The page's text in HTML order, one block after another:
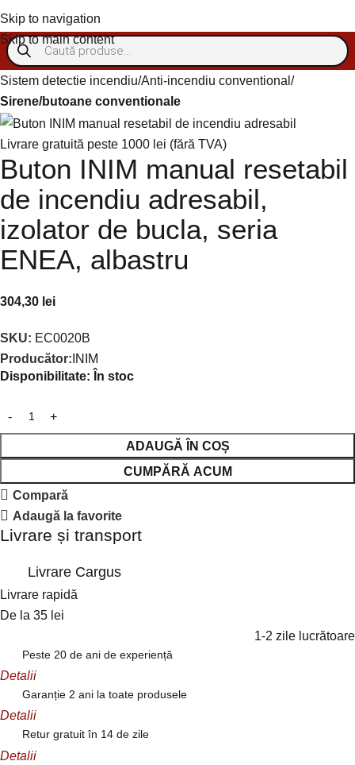
Skip to navigation
Skip to main content
Sistem detectie incendiu Anti-incendiu conventional
Sirene/butoane conventionale
Livrare gratuită peste 1000 lei (fără TVA)
Buton INIM manual resetabil
de incendiu adresabil,
izolator de bucla, seria
ENEA, albastru
304,30 lei
SKU: EC0020B
Producător:INIM
Disponibilitate: În stoc
ADAUGĂ ÎN COȘ
CUMPĂRĂ ACUM
Compară
Adaugă la favorite
Livrare și transport
Livrare Cargus
Livrare rapidă
De la 35 lei
1-2 zile lucrătoare
Peste 20 de ani de experiență
Detalii
Garanție 2 ani la toate produsele
Detalii
Retur gratuit în 14 de zile
Detalii